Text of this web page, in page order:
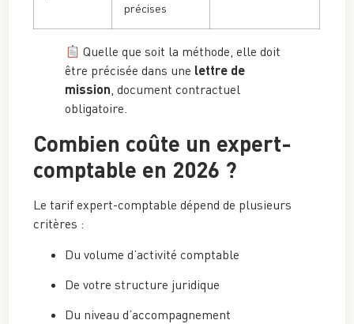
précises
Quelle que soit la méthode, elle doit
être précisée dans une lettre de
mission, document contractuel
obligatoire.
Combien coûte un expert-
comptable en 2026 ?
Le tarif expert-comptable dépend de plusieurs
critères :
Du volume d’activité comptable
De votre structure juridique
Du niveau d’accompagnement